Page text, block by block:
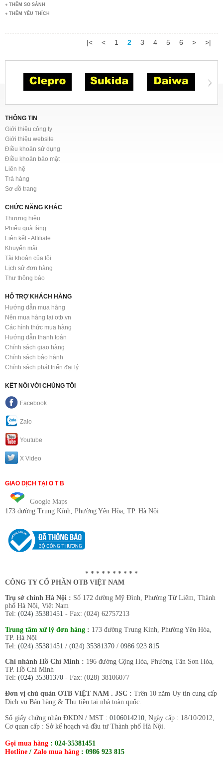
THÊM SO SÁNH
THÊM YÊU THÍCH
|< < 1 2 3 4 5 6 > >|
THÔNG TIN
Giới thiệu công ty
Giới thiệu website
Điều khoản sử dụng
Điều khoản bảo mật
Liên hệ
Trả hàng
Sơ đồ trang
CHỨC NĂNG KHÁC
Thương hiệu
Phiếu quà tặng
Liên kết - Affiliate
Khuyến mãi
Tài khoản của tôi
Lịch sử đơn hàng
Thư thông báo
HỖ TRỢ KHÁCH HÀNG
Hướng dẫn mua hàng
Nên mua hàng tại otb.vn
Các hình thức mua hàng
Hướng dẫn thanh toán
Chính sách giao hàng
Chính sách bảo hành
Chính sách phát triển đại lý
KẾT NỐI VỚI CHÚNG TÔI
Facebook
Zalo
Youtube
X Video
GIAO DỊCH TẠI O T B
Google Maps
173 đường Trung Kính, Phường Yên Hòa, TP. Hà Nội
* * * * * * * * * *
CÔNG TY CỔ PHẦN OTB VIỆT NAM
Trụ sở chính Hà Nội : Số 172 đường Mỹ Đình, Phường Từ Liêm, Thành
phố Hà Nội, Việt Nam
Tel: (024) 35381451 - Fax: (024) 62757213
Trung tâm xử lý đơn hàng : 173 đường Trung Kính, Phường Yên Hòa,
TP. Hà Nội
Tel: (024) 35381451 / (024) 35381370 / 0986 923 815
Chi nhánh Hồ Chí Minh : 196 đường Cộng Hòa, Phường Tân Sơn Hòa,
TP. Hồ Chí Minh
Tel: (024) 35381370 - Fax: (028) 38106077
Đơn vị chủ quản OTB VIỆT NAM . JSC : Trên 10 năm Uy tín cung cấp
Dịch vụ Bán hàng & Thu tiền tại nhà toàn quốc.
Số giấy chứng nhận ĐKDN / MST : 0106014210, Ngày cấp : 18/10/2012,
Cơ quan cấp : Sở kế hoạch và đầu tư Thành phố Hà Nội.
Gọi mua hàng : 024-35381451
Hotline / Zalo mua hàng : 0986 923 815